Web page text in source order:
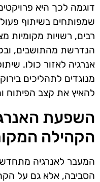
דוגמה לכך היא
שמפותחים בשיתוף
רבים, רשויות מקומיות
הנדרשת מהתושבים,
אנרגיה לאזור כולו.
מנוגדים לתהליכים
להאיץ את קצב הפיתוח
השפעת
הקהילה
המעבר לאנרגיה
הסביבה, אלא גם על